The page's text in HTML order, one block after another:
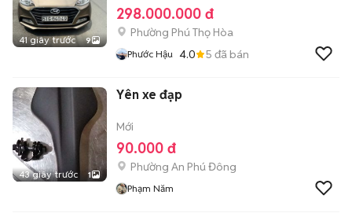
41 giây trước 9
298.000.000 đ
Phường Phú Thọ Hòa
Phước Hậu 4.0 5 đã bán
43 giây trước 1
Yên xe đạp
Mới
90.000 đ
Phường An Phú Đông
Phạm Năm